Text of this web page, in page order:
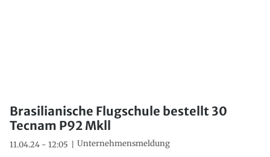
Brasilianische Flugschule bestellt 30
Tecnam P92 Mkll
11.04.24 - 12:05 Unternehmensmeldung